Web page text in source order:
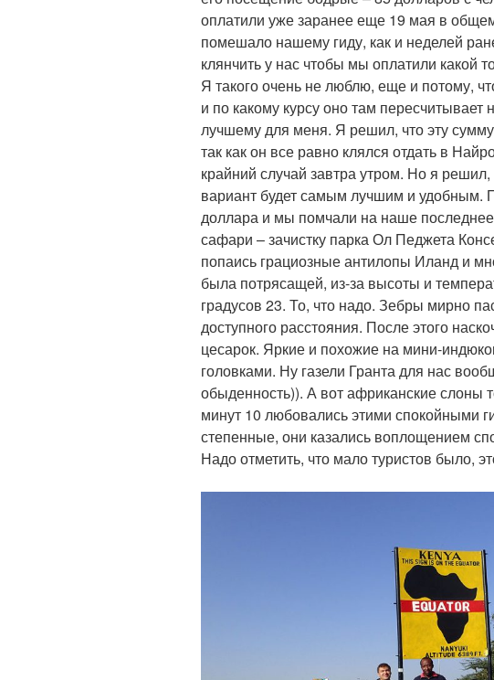
оплатили уже заранее еще 19 мая в
помешало нашему гиду, как и неделей
клянчить у нас чтобы мы оплатили какой
Я такого очень не люблю, еще и потому,
и по какому курсу оно там
лучшему для меня. Я решил, что эту
так как он все равно клялся отдать в
крайний случай завтра утром. Но я
вариант будет самым лучшим и удобным.
доллара и мы помчали на наше
сафари – зачистку парка Ол Педжета
попаись грациозные антилопы Иланд и
была потрясащей, из-за высоты и
градусов 23. То, что надо. Зебры мирно
доступного расстояния. После этого
цесарок. Яркие и похожие на мини-
головками. Ну газели Гранта для нас
обыденность)). А вот африканские слоны
минут 10 любовались этими спокойными
степенные, они казались воплощением
Надо отметить, что мало туристов было,